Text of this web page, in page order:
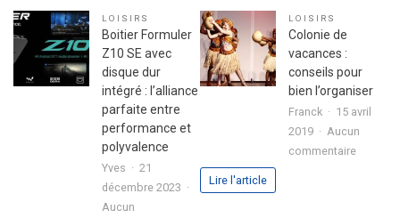
réussir
son
premier
investissement
immobilier
en
toute
LOISIRS
Boitier Formuler
Z10 SE avec
disque dur
intégré : l’alliance
parfaite entre
performance et
polyvalence
Yves
21
décembre 2023
Aucun
LOISIRS
Colonie de
vacances :
conseils pour
bien l’organiser
Franck
15 avril
2019
Aucun
commentairesur
Lire l'article